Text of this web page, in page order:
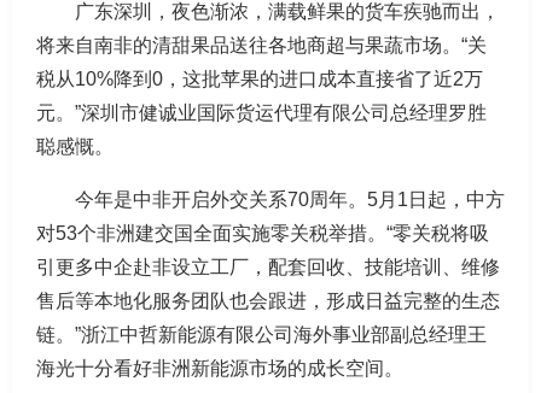
广东深圳，夜色渐浓，满载鲜果的货车疾驰而出，
将来自南非的清甜果品送往各地商超与果蔬市场。“关
税从10%降到0，这批苹果的进口成本直接省了近2万
元。”深圳市健诚业国际货运代理有限公司总经理罗胜
聪感慨。
今年是中非开启外交关系70周年。5月1日起，中方
对53个非洲建交国全面实施零关税举措。“零关税将吸
引更多中企赴非设立工厂，配套回收、技能培训、维修
售后等本地化服务团队也会跟进，形成日益完整的生态
链。”浙江中哲新能源有限公司海外事业部副总经理王
海光十分看好非洲新能源市场的成长空间。